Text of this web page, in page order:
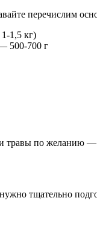
перечислим
1,5 кг)
500-700 г
по желанию —
тщательно